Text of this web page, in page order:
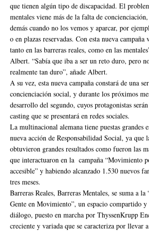
que tienen algún tipo de discapacidad. El
mentales viene más de la falta de
demás cuando no los vemos y aparcar, por
o en plazas reservadas. Con esta nueva campaña
tanto en las barreras reales, como en las
Albert. “Sabía que iba a ser un reto duro, pero
realmente tan duro”, añade Albert.
A su vez, esta nueva campaña constará de una
concienciación social, y durante los próximos
desarrollo del segundo, cuyos protagonistas
casting que se presentará en redes sociales.
La multinacional alemana tiene puestas grandes
nueva acción de Responsabilidad Social, ya que
obtuvieron grandes resultados como fueron las
que interactuaron en la campaña “Movimiento
accesible” y habiendo alcanzado 1.530 nuevos
tres meses.
Barreras Reales, Barreras Mentales, se suma a
Gente en Movimiento”, un espacio compartido
diálogo, puesto en marcha por ThyssenKrupp
creciente y variada que se caracteriza por llevar